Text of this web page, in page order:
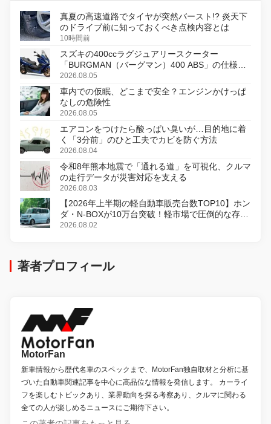
真夏の高速道路でタイヤが突然バースト!? 炎天下
のドライブ前に知っておくべき点検内容とは
10時間前
スズキの400ccラグジュアリースクーター
「BURGMAN（バーグマン）400 ABS」の仕様を
変更し、8月18日に発売
2026.08.05
車内での仮眠、どこまで安全？エンジンかけっぱ
なしの危険性
2026.08.05
エアコンをつけたら酸っぱい臭いが…目的地に着
く「3分前」のひと工夫でカビを防ぐ方法
2026.08.04
令和8年熊本地震で「通れる道」を可視化、クルマ
の走行データが災害対応を支える
2026.08.03
【2026年上半期の軽自動車販売台数TOP10】ホン
ダ・N-BOXが10万台突破！軽市場で圧倒的な存在
感
2026.08.02
著者プロフィール
MotorFan
新車情報から歴代名車のスペックまで、MotorFan独自取材と分析に基
づいた自動車関連記事を中心に高品位な情報を発信します。 カーライ
フを楽しむトピックあり、業界動向を探る考察あり、クルマに関わる
全ての人が楽しめるニュースにご期待下さい。